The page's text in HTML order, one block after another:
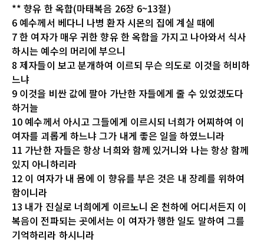
** 향유 한 옥합(마태복음 26장 6~13절)
6 예수께서 베다니 나병 환자 시몬의 집에 계실 때에
7 한 여자가 매우 귀한 향유 한 옥합을 가지고 나아와서 식사
하시는 예수의 머리에 부으니
8 제자들이 보고 분개하여 이르되 무슨 의도로 이것을 허비하
느냐
9 이것을 비싼 값에 팔아 가난한 자들에게 줄 수 있었겠도다
하거늘
10 예수께서 아시고 그들에게 이르시되 너희가 어찌하여 이
여자를 괴롭게 하느냐 그가 내게 좋은 일을 하였느니라
11 가난한 자들은 항상 너희와 함께 있거니와 나는 항상 함께
있지 아니하리라
12 이 여자가 내 몸에 이 향유를 부은 것은 내 장례를 위하여
함이니라
13 내가 진실로 너희에게 이르노니 온 천하에 어디서든지 이
복음이 전파되는 곳에서는 이 여자가 행한 일도 말하여 그를
기억하리라 하시니라